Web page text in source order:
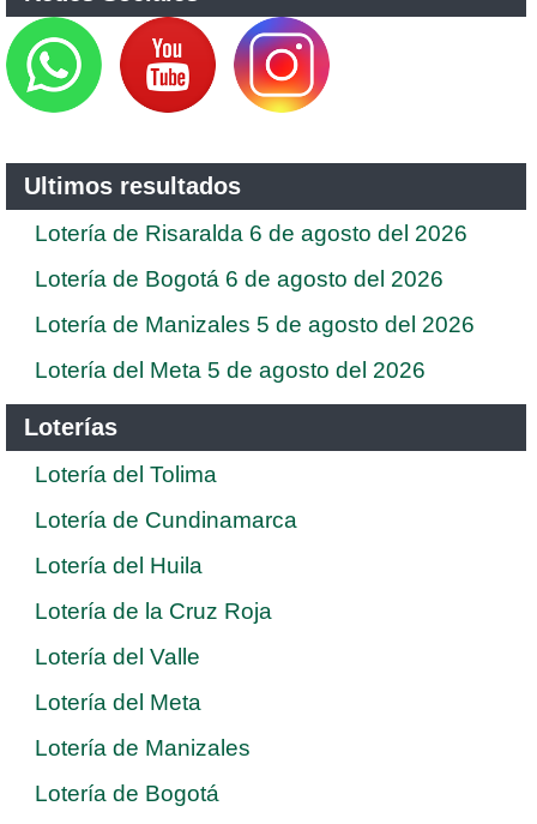
Ultimos resultados
Lotería de Risaralda 6 de agosto del 2026
Lotería de Bogotá 6 de agosto del 2026
Lotería de Manizales 5 de agosto del 2026
Lotería del Meta 5 de agosto del 2026
Loterías
Lotería del Tolima
Lotería de Cundinamarca
Lotería del Huila
Lotería de la Cruz Roja
Lotería del Valle
Lotería del Meta
Lotería de Manizales
Lotería de Bogotá